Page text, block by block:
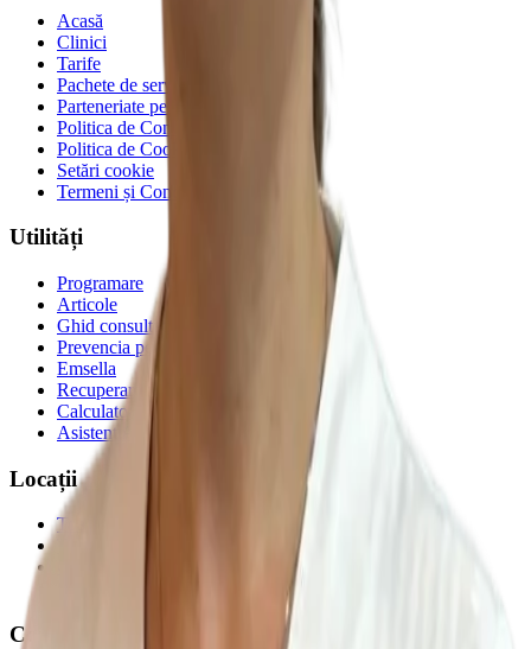
Acasă
Clinici
Tarife
Pachete de servicii
Parteneriate pentru sănătate
Politica de Confidențialitate
Politica de Cookie-uri
Setări cookie
Termeni și Condiții
Utilități
Programare
Articole
Ghid consultații CAS
Prevencia pentru toți
Emsella
Recuperare medicală
Calculatoare de sănătate
Asistent AI
Locații
Toate clinicile
Contact